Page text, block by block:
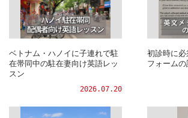
ベトナム・ハノイに子連れで駐
在帯同中の駐在妻向け英語レッ
スン
2026.07.20
初診時に
フォーム